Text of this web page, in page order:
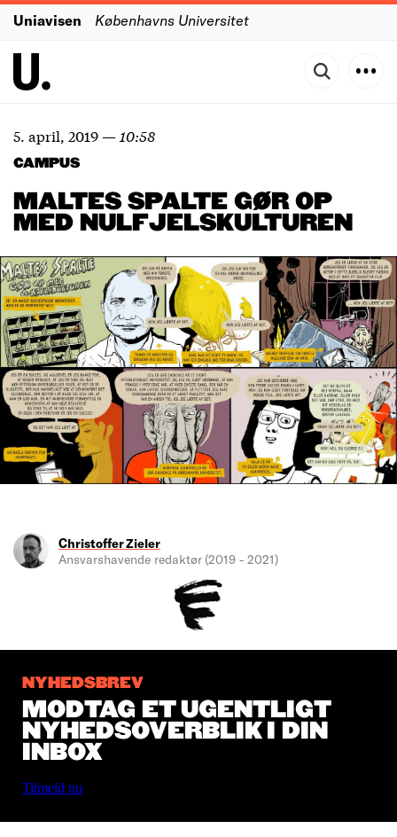
Uniavisen Københavns Universitet
5. april, 2019— 10:58
CAMPUS
MALTES SPALTE GØR OP
MED NULFJELSKULTUREN
Christoffer Zieler
Ansvarshavende redaktør (2019 - 2021)
NYHEDSBREV
MODTAG ET UGENTLIGT
NYHEDSOVERBLIK I DIN
INBOX
Tilmeld nu